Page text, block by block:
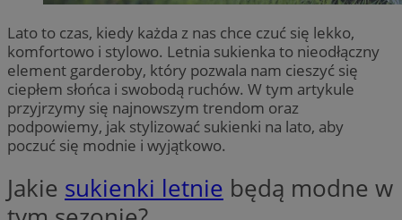
Lato to czas, kiedy każda z nas chce czuć się lekko,
komfortowo i stylowo. Letnia sukienka to nieodłączny
element garderoby, który pozwala nam cieszyć się
ciepłem słońca i swobodą ruchów. W tym artykule
przyjrzymy się najnowszym trendom oraz
podpowiemy, jak stylizować sukienki na lato, aby
poczuć się modnie i wyjątkowo.
Jakie sukienki letnie będą modne w